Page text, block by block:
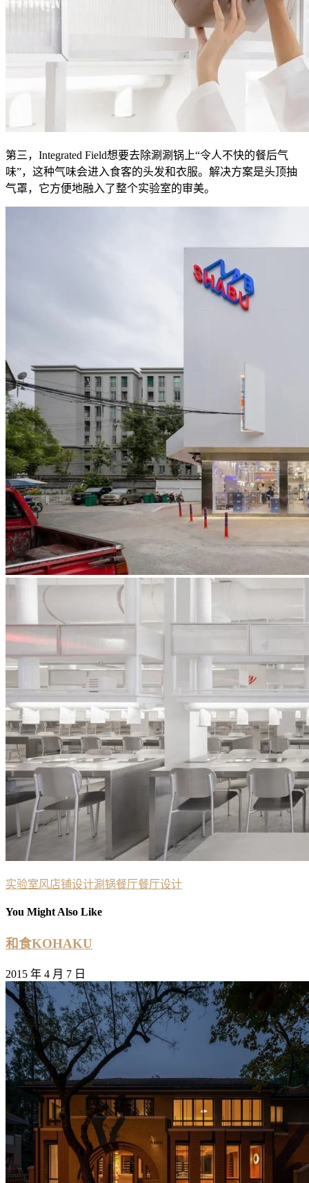
第三，Integrated Field想要去除涮涮锅上“令人不快的餐后气
味”，这种气味会进入食客的头发和衣服。解决方案是头顶抽
气罩，它方便地融入了整个实验室的审美。
实验室风店铺设计涮锅餐厅餐厅设计
You Might Also Like
和食KOHAKU
2015 年 4 月 7 日